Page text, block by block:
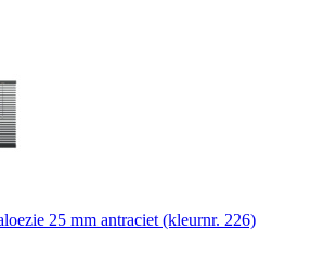
25 mm antraciet (kleurnr. 226)